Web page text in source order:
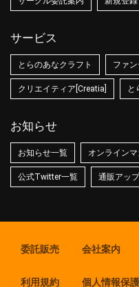
サービス
とらのあなクラフト ファ
クリエイティア[Creatia] と
お知らせ
お知らせ一覧 オンライン
公式Twitter一覧 通販アッ
委託販売 会社案内
利用規約 個人情報保